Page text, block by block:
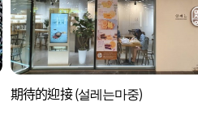
期待的迎接 (설레는마중)